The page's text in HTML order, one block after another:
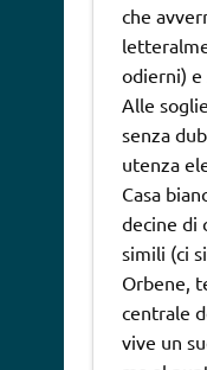
che
odierni) e
Alle
senza
utenza
Casa
decine di
simili (ci
Orbene,
centrale
vive un